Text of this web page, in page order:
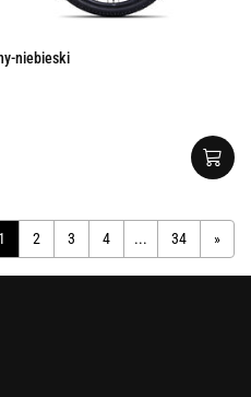
niebieski
1 2 3 4 ... 34 »